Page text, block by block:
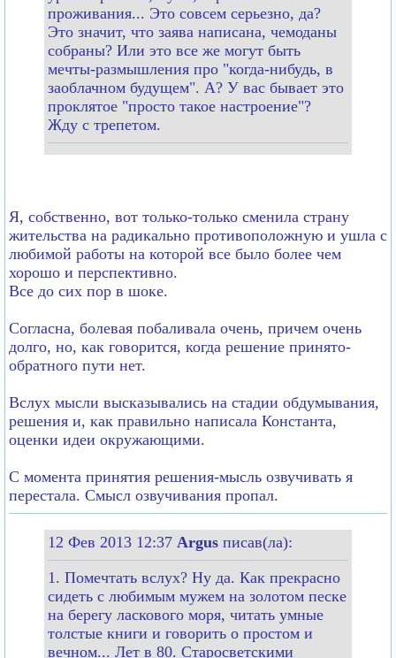
проживания... Это совсем серьезно, да?
Это значит, что заява написана, чемоданы
собраны? Или это все же могут быть
мечты-размышления про "когда-нибудь, в
заоблачном будущем". А? У вас бывает это
проклятое "просто такое настроение"?
Жду с трепетом.
Я, собственно, вот только-только сменила страну
жительства на радикально противоположную и ушла с
любимой работы на которой все было более чем
хорошо и перспективно.
Все до сих пор в шоке.
Согласна, болевая побаливала очень, причем очень
долго, но, как говорится, когда решение принято-
обратного пути нет.
Вслух мысли высказывались на стадии обдумывания,
решения и, как правильно написала Константа,
оценки идеи окружающими.
С момента принятия решения-мысль озвучивать я
перестала. Смысл озвучивания пропал.
12 Фев 2013 12:37 Argus писав(ла):
1. Помечтать вслух? Ну да. Как прекрасно
сидеть с любимым мужем на золотом песке
на берегу ласкового моря, читать умные
толстые книги и говорить о простом и
вечном... Лет в 80. Старосветскими